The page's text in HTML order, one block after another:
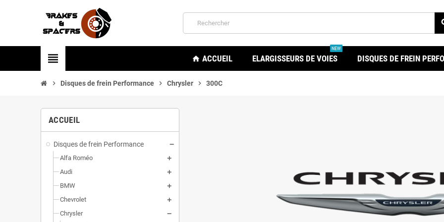
view_headline home ACCUEIL ELARGISSEURS DE VOIES
NEW
DISQUES DE FREIN
chevron_right Disques de frein Performance chevron_right Chrysler chevron_right 300C
ACCUEIL
Disques de frein Performance
Alfa Roméo
Audi
BMW
Chevrolet
Chrysler